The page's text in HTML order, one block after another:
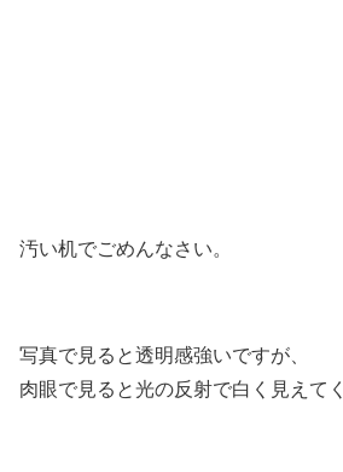
汚い机でごめんなさい。
写真で見ると透明感強いですが、
肉眼で見ると光の反射で白く見えて